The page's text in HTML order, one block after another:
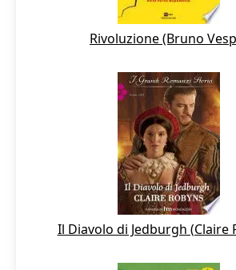
Rivoluzione (Bruno
Il Diavolo di Jedburgh (Claire